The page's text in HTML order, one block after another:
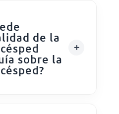
de la
sobre la